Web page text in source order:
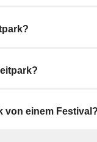
von einem Festival?